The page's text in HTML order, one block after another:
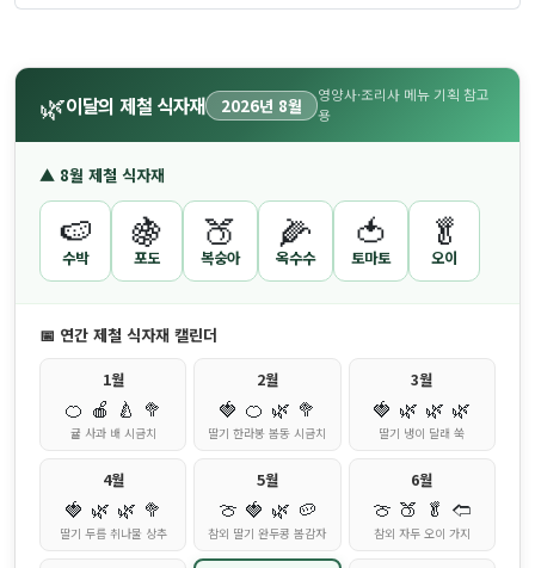
🌿이달의 제철 식자재 2026년 8월
영양사·조리사 메뉴 기획 참고
용
▲ 8월 제철 식자재
🍉
수박
🍇
포도
🍑
복숭아
🌽
옥수수
🍅
토마토
🥬
오이
📅 연간 제철 식자재 캘린더
1월
🍊 🍎 🍐 🥦
귤 사과 배 시금치
2월
🍓 🍊 🌿 🥦
딸기 한라봉 봄동 시금치
3월
🍓 🌿 🌿 🌿
딸기 냉이 달래 쑥
4월
🍓 🌿 🌿 🥦
딸기 두릅 취나물 상추
5월
🍈 🍓 🌿 🥔
참외 딸기 완두콩 봄감자
6월
🍈 🍑 🥬 🢢
참외 자두 오이 가지